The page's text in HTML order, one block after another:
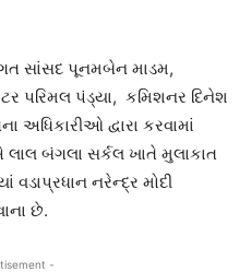
સાંસદ પૂનમબેન માડમ,
પરિમલ પંડ્યા, કમિશનર દિનેશ
અધિકારીઓ દ્વારા કરવામાં
બંગલા સર્કલ ખાતે મુલાકાત
નરેન્દ્ર મોદી
છે.
-